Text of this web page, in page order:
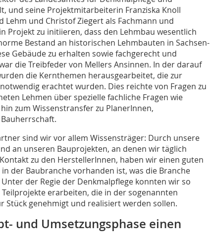
und seine Projektmitarbeiterin Franziska Knoll
Lehm und Christof Ziegert als Fachmann und
Projekt zu initiieren, dass den Lehmbau wesentlich
Bestand an historischen Lehmbauten in Sachsen-
Gebäude zu erhalten sowie fachgerecht und
die Treibfeder von Mellers Ansinnen. In der darauf
die Kernthemen herausgearbeitet, die zur
erachtet wurden. Dies reichte von Fragen zu
Lehmen über spezielle fachliche Fragen wie
zum Wissenstransfer zu PlanerInnen,
sind wir vor allem Wissensträger: Durch unsere
an unseren Bauprojekten, an denen wir täglich
zu den HerstellerInnen, haben wir einen guten
der Baubranche vorhanden ist, was die Branche
der Regie der Denkmalpflege konnten wir so
erarbeiten, die in der sogenannten
Stück genehmigt und realisiert werden sollen.
und Umsetzungsphase einen